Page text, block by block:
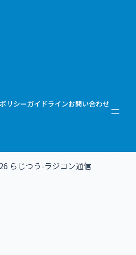
リシーガイドラインお問い合わせ
らじつう-ラジコン通信